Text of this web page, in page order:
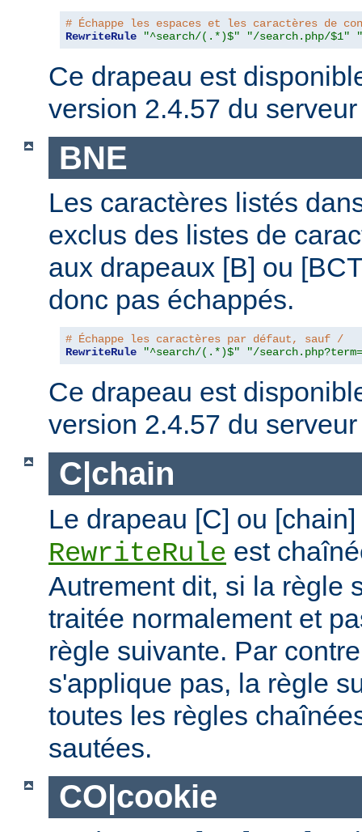
# Échappe les espaces et les caractères de
RewriteRule
"^search/(.*)$" "/search.php/$1"
Ce drapeau est
version 2.4.57 du
BNE
Les caractères listés
exclus des listes de
aux drapeaux [B] ou
donc pas échappés.
# Échappe les caractères par défaut, sauf /
RewriteRule
"^search/(.*)$" "/
Ce drapeau est
version 2.4.57 du
C|chain
Le drapeau [C] ou
RewriteRule est
Autrement dit, si la règle
traitée normalement et
règle suivante. Par
s'applique pas, la règle
toutes les règles
sautées.
CO|cookie